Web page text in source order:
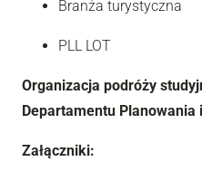
Branża turystyczna
PLL LOT
Organizacja podróży
Departamentu Planowania
Załączniki: